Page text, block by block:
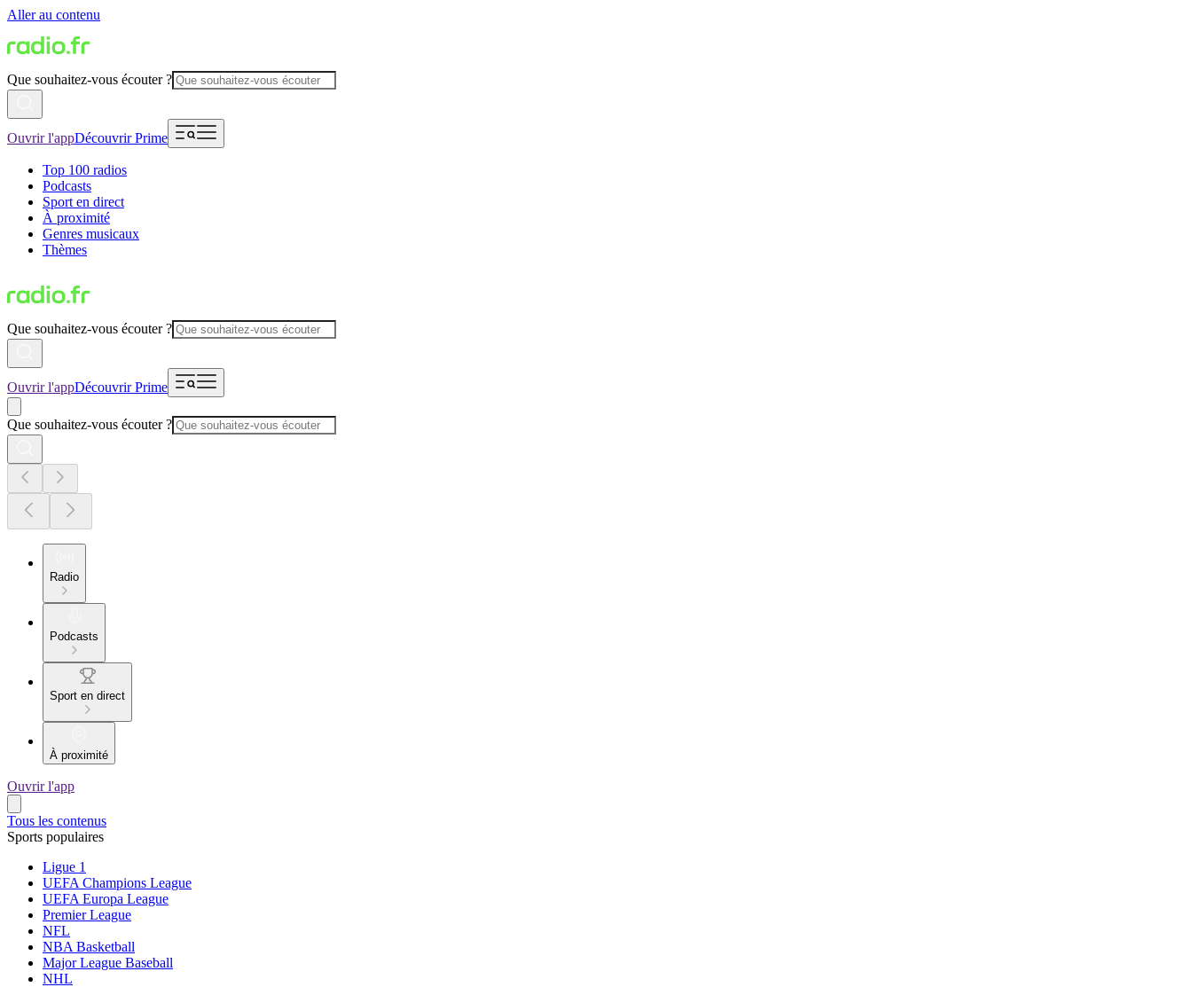
Aller au contenu
Que souhaitez-vous écouter ?
Ouvrir l'appDécouvrir Prime
Top 100 radios
Podcasts
Sport en direct
À proximité
Genres musicaux
Thèmes
Que souhaitez-vous écouter ?
Ouvrir l'appDécouvrir Prime
Que souhaitez-vous écouter ?
Radio
Podcasts
Sport en direct
À proximité
Ouvrir l'app
Tous les contenus
Sports populaires
Ligue 1
UEFA Champions League
UEFA Europa League
Premier League
NFL
NBA Basketball
Major League Baseball
NHL